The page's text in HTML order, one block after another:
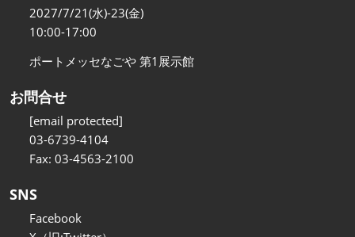
2027/7/21(水)-23(金)
10:00-17:00
ポートメッセなごや 第1展示館
お問合せ
[email protected]
03-6739-4104
Fax: 03-4563-2100
SNS
Facebook